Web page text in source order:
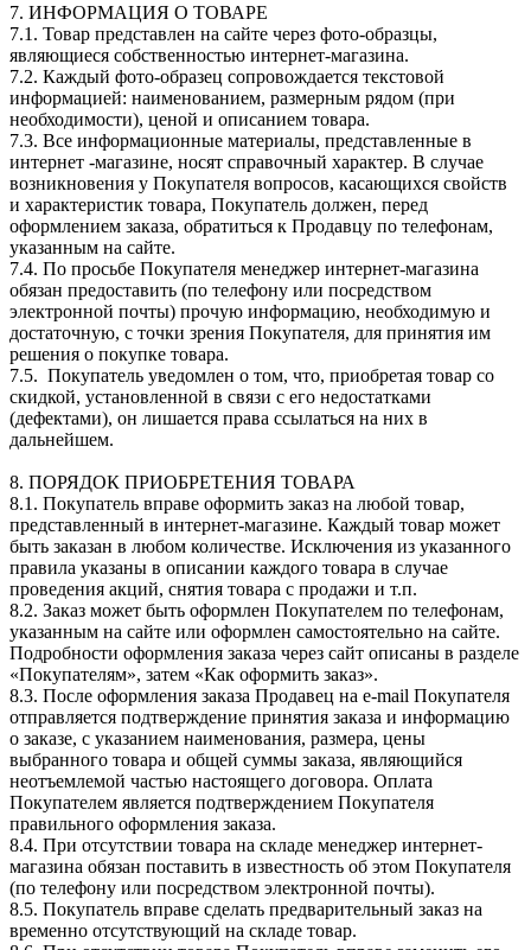
7. ИНФОРМАЦИЯ О ТОВАРЕ
7.1. Товар представлен на сайте через фото-образцы,
являющиеся собственностью интернет-магазина.
7.2. Каждый фото-образец сопровождается текстовой
информацией: наименованием, размерным рядом (при
необходимости), ценой и описанием товара.
7.3. Все информационные материалы, представленные в
интернет -магазине, носят справочный характер. В случае
возникновения у Покупателя вопросов, касающихся свойств
и характеристик товара, Покупатель должен, перед
оформлением заказа, обратиться к Продавцу по телефонам,
указанным на сайте.
7.4. По просьбе Покупателя менеджер интернет-магазина
обязан предоставить (по телефону или посредством
электронной почты) прочую информацию, необходимую и
достаточную, с точки зрения Покупателя, для принятия им
решения о покупке товара.
7.5. Покупатель уведомлен о том, что, приобретая товар со
скидкой, установленной в связи с его недостатками
(дефектами), он лишается права ссылаться на них в
дальнейшем.
8. ПОРЯДОК ПРИОБРЕТЕНИЯ ТОВАРА
8.1. Покупатель вправе оформить заказ на любой товар,
представленный в интернет-магазине. Каждый товар может
быть заказан в любом количестве. Исключения из указанного
правила указаны в описании каждого товара в случае
проведения акций, снятия товара с продажи и т.п.
8.2. Заказ может быть оформлен Покупателем по телефонам,
указанным на сайте или оформлен самостоятельно на сайте.
Подробности оформления заказа через сайт описаны в разделе
«Покупателям», затем «Как оформить заказ».
8.3. После оформления заказа Продавец на e-mail Покупателя
отправляется подтверждение принятия заказа и информацию
о заказе, с указанием наименования, размера, цены
выбранного товара и общей суммы заказа, являющийся
неотъемлемой частью настоящего договора. Оплата
Покупателем является подтверждением Покупателя
правильного оформления заказа.
8.4. При отсутствии товара на складе менеджер интернет-
магазина обязан поставить в известность об этом Покупателя
(по телефону или посредством электронной почты).
8.5. Покупатель вправе сделать предварительный заказ на
временно отсутствующий на складе товар.